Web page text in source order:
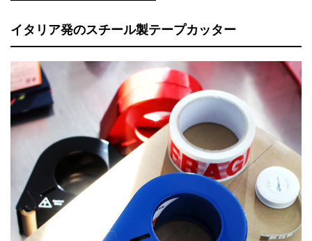
イタリア発のスチール製テープカッター